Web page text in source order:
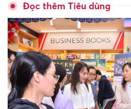
Đọc thêm Tiêu dùng